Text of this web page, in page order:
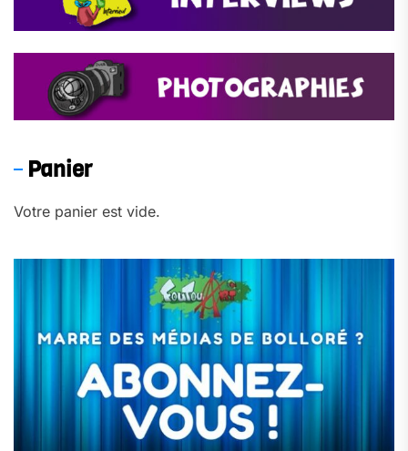
Panier
Votre panier est vide.